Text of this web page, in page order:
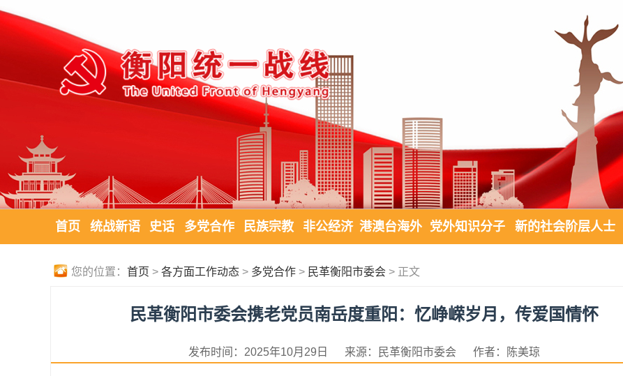
首页 统战新语 史话 多党合作 民族宗教 非公经济 港澳台海外 党外知识分子 新的社会阶层人士
您的位置： 首页 > 各方面工作动态 > 多党合作 > 民革衡阳市委会 > 正文
民革衡阳市委会携老党员南岳度重阳：忆峥嵘岁月，传爱国情怀
发布时间：2025年10月29日 来源：民革衡阳市委会 作者：陈美琼